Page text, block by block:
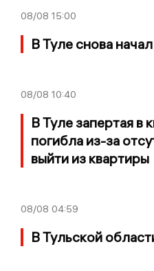
08/08 15:00
В Туле снова
08/08 10:40
В Туле запертая в
погибла из-за
выйти из квартиры
08/08 04:59
В Тульской